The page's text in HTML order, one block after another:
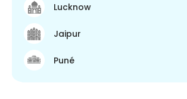
Lucknow
Jaipur
Puné